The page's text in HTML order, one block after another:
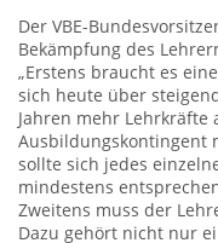
Der VBE-
Bekämpfung des
„Erstens braucht es
sich heute über
Jahren mehr Lehrkräfte
Ausbildungskontingent
sollte sich jedes
mindestens
Zweitens muss der
Dazu gehört nicht nur